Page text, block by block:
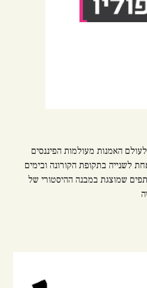
האמנות מעולמות הפיננסים
לשנייה בתקופת הקורונה ובימים
שמוצגת במבנה ההיסטורי של